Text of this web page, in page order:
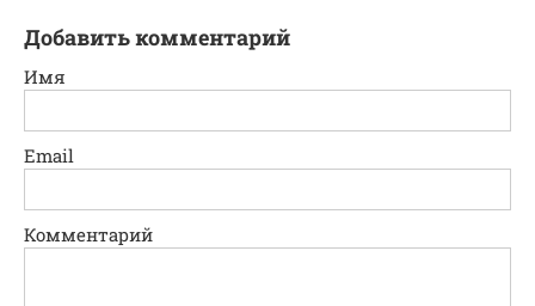
Добавить комментарий
Имя
Email
Комментарий